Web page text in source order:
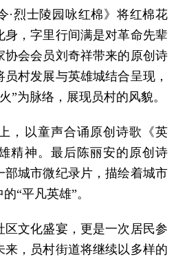
·烈士陵园咏红棉》将红棉花
身，字里行间满是对革命先辈
协会会员刘奇祥带来的原创诗
村发展与英雄城结合呈现，
”为脉络，展现员村的风貌。
，以童声合诵原创诗歌《英
精神。最后陈丽安的原创诗
部城市微纪录片，描绘着城市
“平凡英雄”。
区文化盛宴，更是一次居民参
，员村街道将继续以多样的